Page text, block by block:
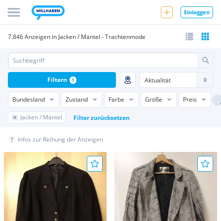
Einloggen
7.846 Anzeigen in Jacken / Mäntel - Trachtenmode
Bundesland Zustand Farbe Größe Preis
Jacken / Mäntel Filter zurücksetzen
Filtern 1
Infos zur Reihung der Anzeigen